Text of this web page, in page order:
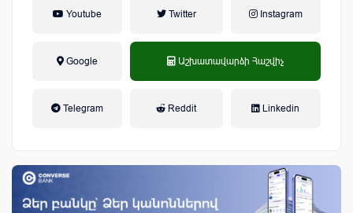
Youtube Twitter Instagram
Google Աշխատավարձի Հաշվիչ
Telegram Reddit Linkedin